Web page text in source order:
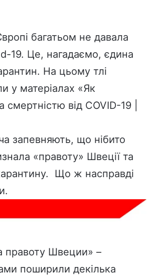
багатьом не давала
19. Це, нагадаємо, єдина
На цьому тлі
у матеріалах «Як
смертністю від COVID-19 |
запевняють, що нібито
«правоту» Швеції та
Що ж насправді
правоту Швеции» –
поширили декілька